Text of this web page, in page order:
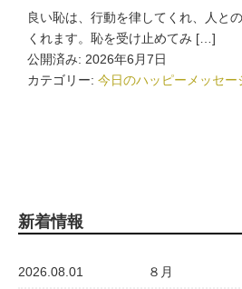
良い恥は、行動を律してくれ、人と
くれます。恥を受け止めてみ […]
公開済み: 2026年6月7日
カテゴリー: 今日のハッピーメッセー
新着情報
2026.08.01 ８月